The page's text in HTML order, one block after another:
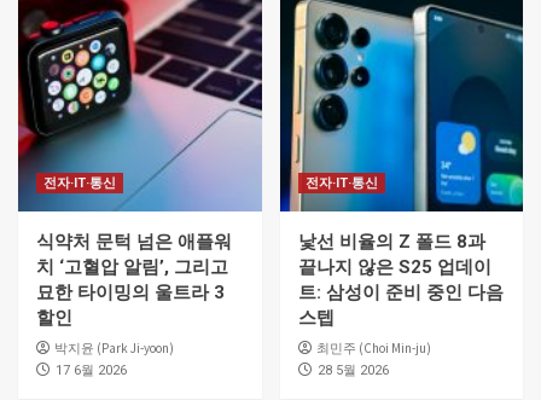
전자·IT·통신
식약처 문턱 넘은 애플워
치 ‘고혈압 알림’, 그리고
묘한 타이밍의 울트라 3
할인
박지윤 (Park Ji-yoon)
17 6월 2026
전자·IT·통신
낯선 비율의 Z 폴드 8과
끝나지 않은 S25 업데이
트: 삼성이 준비 중인 다음
스텝
최민주 (Choi Min-ju)
28 5월 2026